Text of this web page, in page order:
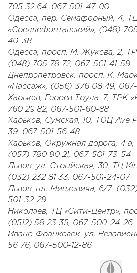
705 32 64, 067-501-47-00
Одесса, пер. Семафорный, 4,
«Среднефонтанский», (048)
40-38
Одесса, просп. М. Жукова, 2,
(048) 705 78 72, 067-501-41-59
Днепропетровск, просп. К.
«Пассаж», (056) 376 08 49,
Харьков, Героев Труда, 7, ТРК
760 29 82, 067-501-60-88
Харьков, Сумская, 10, ТОЦ Ave
39, 067-501-56-48
Харьков, Окружная дорога, 4 а,
(057) 780 90 21, 067-501-73-54
Львов, ул. Стрыйская, 30, ТЦ
(032) 232 81 33, 067-501-24-07
Львов, пл. Мицкевича, 6/7,
501-32-29
Николаев, ТЦ «Сити-Центр»,
(0512) 58 23 35, 067-500-24-26
Ивано-Франковск, ул.
56 76, 067-500-12-86